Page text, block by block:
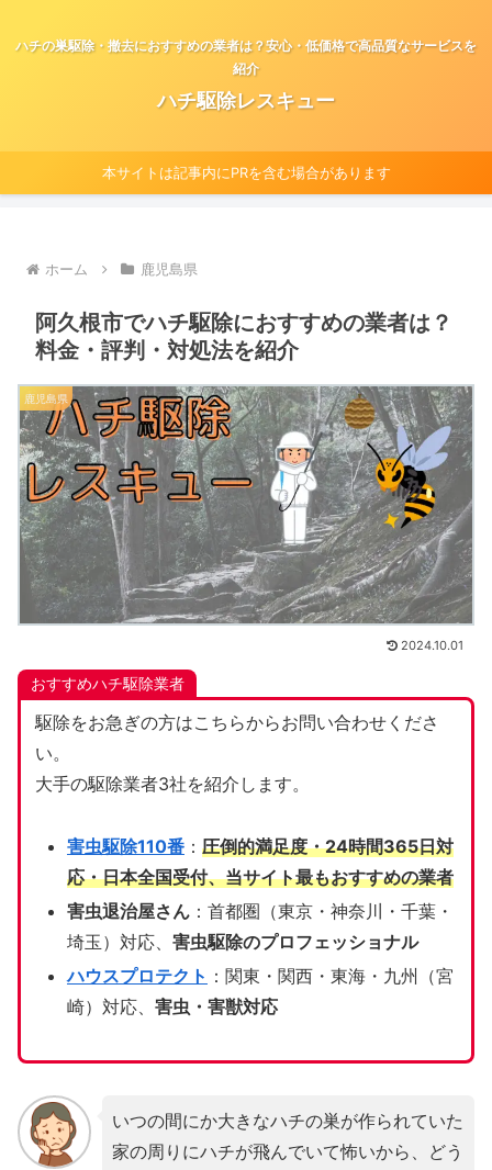
ハチの巣駆除・撤去におすすめの業者は？安心・低価格で高品質なサービスを
紹介
ハチ駆除レスキュー
本サイトは記事内にPRを含む場合があります
ホーム 鹿児島県
阿久根市でハチ駆除におすすめの業者は？
料金・評判・対処法を紹介
鹿児島県
2024.10.01
おすすめハチ駆除業者
駆除をお急ぎの方はこちらからお問い合わせくださ
い。
大手の駆除業者3社を紹介します。
害虫駆除110番： 圧倒的満足度・24時間365日対
応・日本全国受付、当サイト最もおすすめの業者
害虫退治屋さん：首都圏（東京・神奈川・千葉・
埼玉）対応、 害虫駆除のプロフェッショナル
ハウスプロテクト ：関東・関西・東海・九州（宮
崎）対応、 害虫・害獣対応
いつの間にか大きなハチの巣が作られていた
家の周りにハチが飛んでいて怖いから、どう